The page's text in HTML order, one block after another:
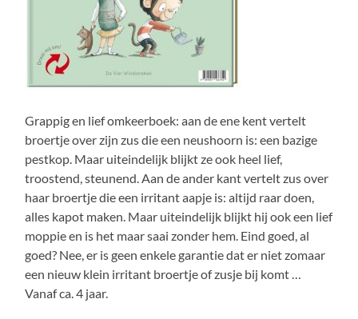
Grappig en lief omkeerboek: aan de ene kent vertelt
broertje over zijn zus die een neushoorn is: een bazige
pestkop. Maar uiteindelijk blijkt ze ook heel lief,
troostend, steunend. Aan de ander kant vertelt zus over
haar broertje die een irritant aapje is: altijd raar doen,
alles kapot maken. Maar uiteindelijk blijkt hij ook een lief
moppie en is het maar saai zonder hem. Eind goed, al
goed? Nee, er is geen enkele garantie dat er niet zomaar
een nieuw klein irritant broertje of zusje bij komt …
Vanaf ca. 4 jaar.